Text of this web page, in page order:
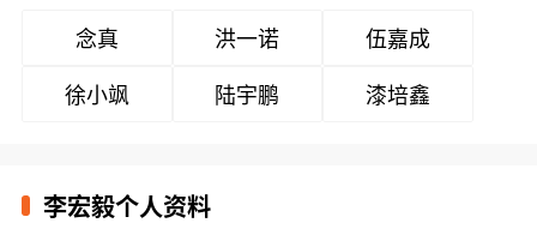
念真 洪一诺
伍嘉成
徐小飒
陆宇鹏 漆培鑫
李宏毅个人资料